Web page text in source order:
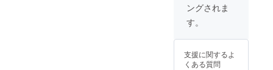
ングされま
す。
支援に関するよ
くある質問